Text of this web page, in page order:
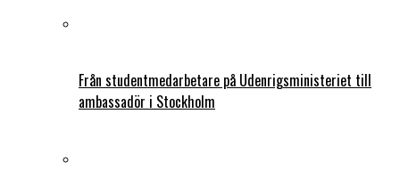
Från studentmedarbetare på Udenrigsministeriet till
ambassadör i Stockholm